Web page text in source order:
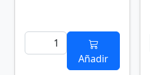
Añadir